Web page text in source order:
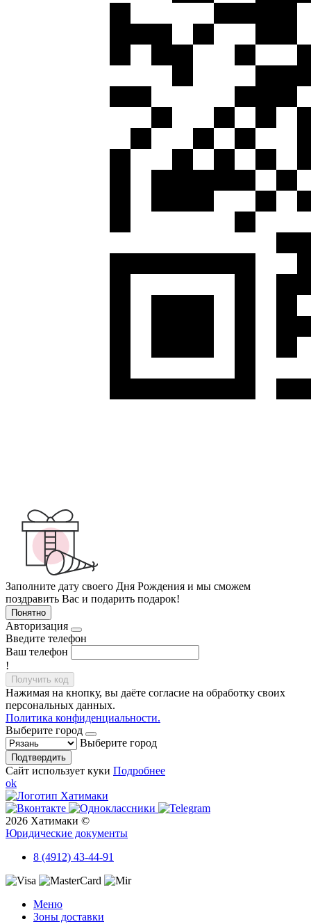
Заполните дату своего Дня Рождения и мы сможем
поздравить Вас и подарить подарок!
Понятно
Авторизация
Введите телефон
Ваш телефон
!
Получить код
Нажимая на кнопку, вы даёте согласие на обработку своих
персональных данных.
Политика конфиденциальности.
Выберите город
Выберите город
Подтвердить
Сайт использует куки Подробнее
ok
2026 Хатимаки ©
Юридические документы
8 (4912) 43-44-91
Меню
Зоны доставки